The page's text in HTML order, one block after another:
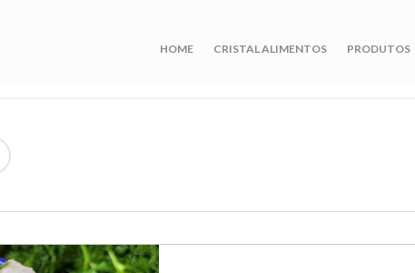
HOME CRISTAL ALIMENTOS PRODUTOS